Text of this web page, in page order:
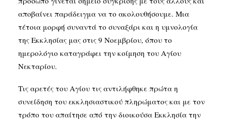
αποβαίνει παράδειγμα να το ακολουθήσουμε. Μια
τέτοια μορφή συναντά το συναξάρι και η υμνολογία
της Εκκλησίας μας στις 9 Νοεμβρίου, όπου το
ημερολόγιο καταγράφει την κοίμηση του Αγίου
Νεκταρίου.
Τις αρετές του Αγίου τις αντιλήφθηκε πρώτα η
συνείδηση του εκκλησιαστικού πληρώματος και με τον
τρόπο του απαίτησε από την διοικούσα Εκκλησία την